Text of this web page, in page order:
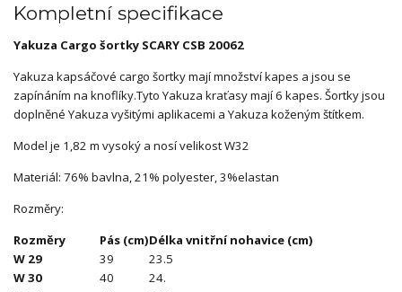
Kompletní specifikace
Yakuza Cargo šortky SCARY CSB 20062
Yakuza kapsáčové cargo šortky mají množství kapes a jsou se
zapínáním na knoflíky.Tyto Yakuza kraťasy mají 6 kapes. Šortky jsou
doplněné Yakuza vyšitými aplikacemi a Yakuza koženým štítkem.
Model je 1,82 m vysoký a nosí velikost W32
Materiál: 76% bavlna, 21% polyester, 3%elastan
Rozměry:
Rozměry
Pás (cm)Délka vnitřní nohavice (cm)
W 29
39
23.5
W 30
40
24.